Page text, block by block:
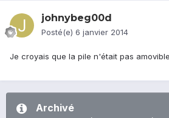
johnybeg00d
Posté(e) 6 janvier 2014
Je croyais que la pile n'était pas
Archivé